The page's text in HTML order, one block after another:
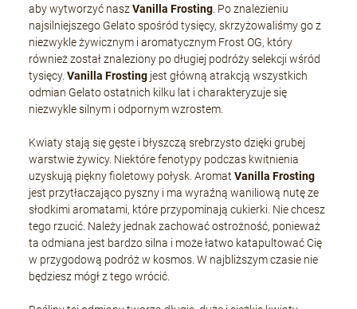
aby wytworzyć naszVanilla Frosting. Po znalezieniu
najsilniejszego Gelato spośród tysięcy, skrzyżowaliśmy go z
niezwykle żywicznym i aromatycznym Frost OG, który
również został znaleziony po długiej podróży selekcji wśród
tysięcy.Vanilla Frosting jest główną atrakcją wszystkich
odmian Gelato ostatnich kilku lat i charakteryzuje się
niezwykle silnym i odpornym wzrostem.
Kwiaty stają się gęste i błyszczą srebrzysto dzięki grubej
warstwie żywicy. Niektóre fenotypy podczas kwitnienia
uzyskują piękny fioletowy połysk. AromatVanilla Frosting
jest przytłaczająco pyszny i ma wyraźną waniliową nutę ze
słodkimi aromatami, które przypominają cukierki. Nie chcesz
tego rzucić. Należy jednak zachować ostrożność, ponieważ
ta odmiana jest bardzo silna i może łatwo katapultować Cię
w przygodową podróż w kosmos. W najbliższym czasie nie
będziesz mógł z tego wrócić.